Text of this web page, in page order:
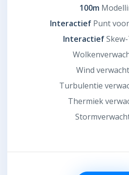
100m
Interactief Punt
Interactief
Wind
Turbulentie
Thermiek